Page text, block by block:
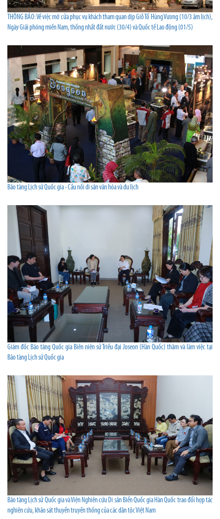
THÔNG BÁO: Về việc mở cửa phục vụ khách tham quan dịp Giỗ Tổ Hùng Vương (10/3 âm lịch),
Ngày Giải phóng miền Nam, thống nhất đất nước (30/4) và Quốc tế Lao động (01/5)
Bảo tàng Lịch sử Quốc gia - Cầu nối di sản văn hóa và du lịch
Giám đốc Bảo tàng Quốc gia Biên niên sử Triều đại Joseon (Hàn Quốc) thăm và làm việc tại
Bảo tàng Lịch sử Quốc gia
Bảo tàng Lịch sử Quốc gia và Viện Nghiên cứu Di sản Biển Quốc gia Hàn Quốc trao đổi hợp tác
nghiên cứu, khảo sát thuyền truyền thống của các dân tộc Việt Nam